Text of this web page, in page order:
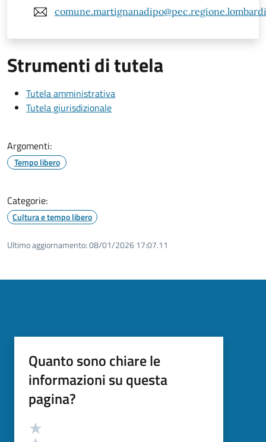
Strumenti di tutela
Tutela amministrativa
Tutela giurisdizionale
Argomenti:
Tempo libero
Categorie:
Cultura e tempo libero
Ultimo aggiornamento:08/01/2026 17:07.11
Quanto sono chiare le
informazioni su questa
pagina?
Valutazione